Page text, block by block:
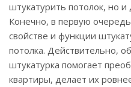
штукатурить потолок, но
Конечно, в первую
свойстве и функции
потолка. Действительно,
штукатурка помогает
квартиры, делает их